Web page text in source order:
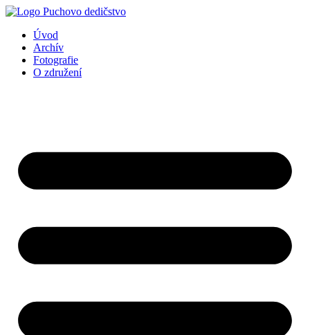
Preskočiť
obsah
Úvod
Archív
Fotografie
O združení